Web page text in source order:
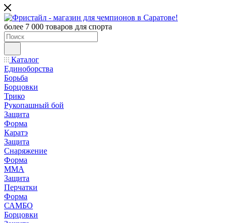
более 7 000 товаров для спорта
Каталог
Единоборства
Борьба
Борцовки
Трико
Рукопашный бой
Защита
Форма
Каратэ
Защита
Снаряжение
Форма
ММА
Защита
Перчатки
Форма
САМБО
Борцовки